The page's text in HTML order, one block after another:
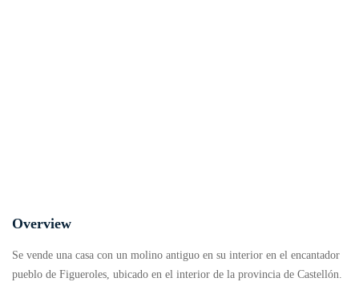
Overview
Se vende una casa con un molino antiguo en su interior en el encantador
pueblo de Figueroles, ubicado en el interior de la provincia de Castellón.